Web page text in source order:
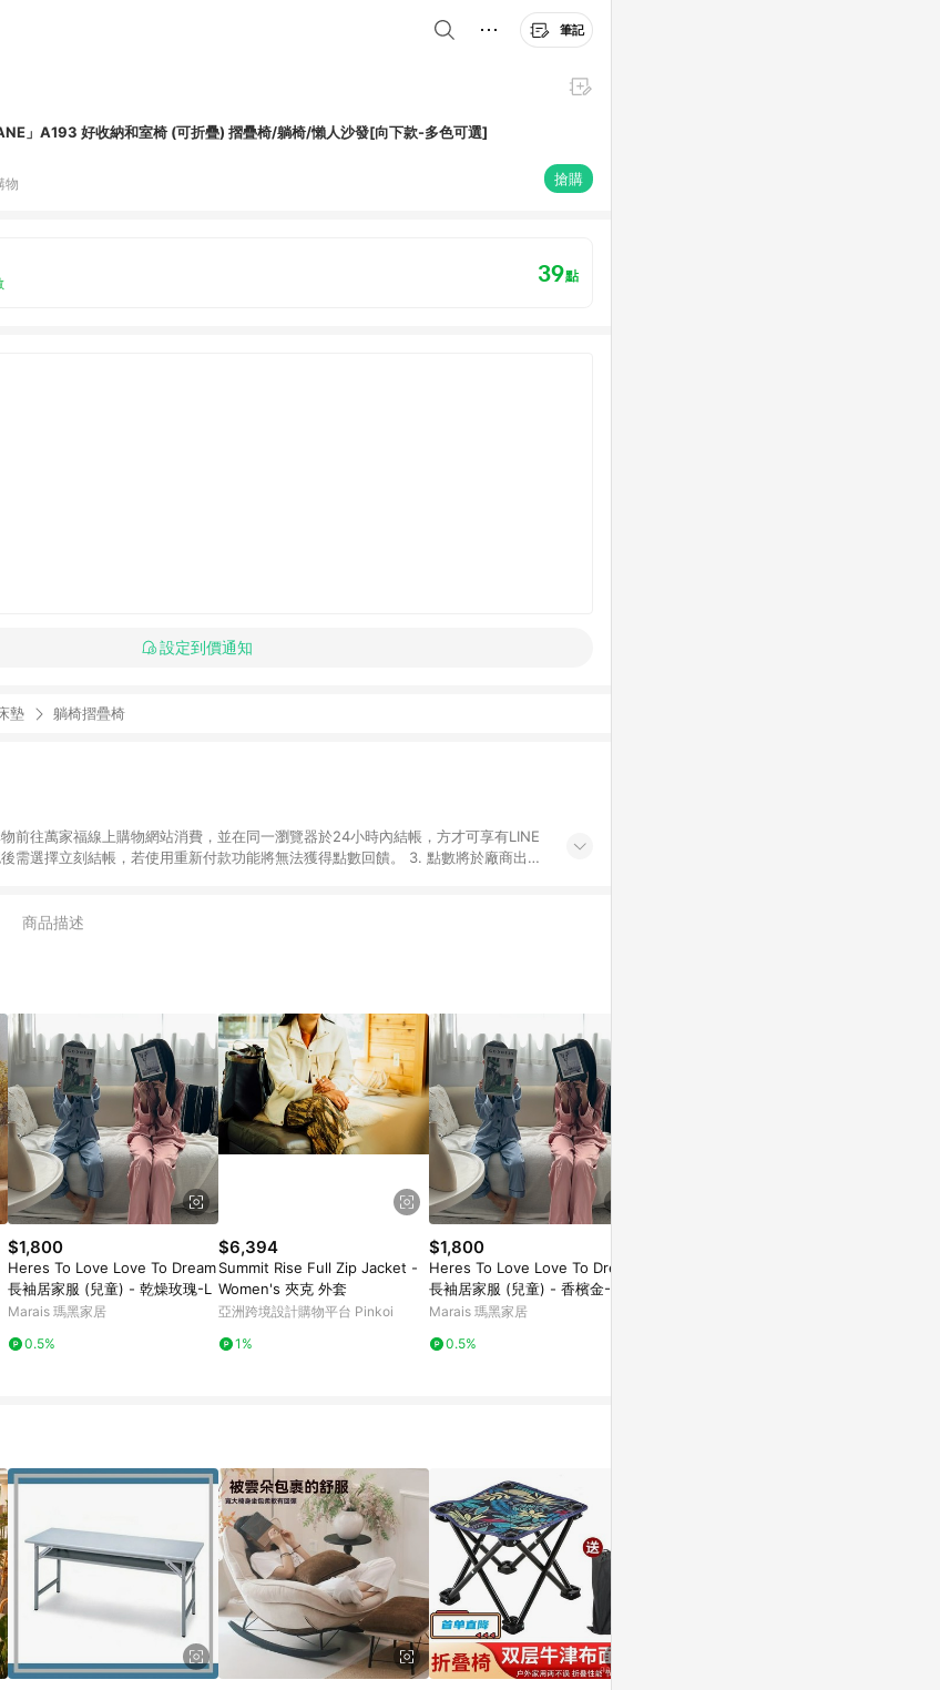
筆記
」A193 好收納和室椅 (可折疊) 摺疊椅/躺椅/懶人沙發[向下款-多色可選]
物 搶購
39點
設定到價通知
墊 躺椅摺疊椅
前往萬家福線上購物網站消費，並在同一瀏覽器於24小時內結帳，方才可享有LINE
需選擇立刻結帳，若使用重新付款功能將無法獲得點數回饋。 3. 點數將於廠商出貨
盛通生活事業股份有限公司方進行訂單資格確認。 康達盛通線上購物希望提供簡
商品描述
$1,800
Heres To Love Love To Dream
長袖居家服 (兒童) - 乾燥玫瑰-L
Marais 瑪黑家居
0.5%
$6,394
Summit Rise Full Zip Jacket -
Women's 夾克 外套
亞洲跨境設計購物平台 Pinkoi
1%
$1,800
Heres To Love Love To Dream
長袖居家服 (兒童) - 香檳金-S
Marais 瑪黑家居
0.5%